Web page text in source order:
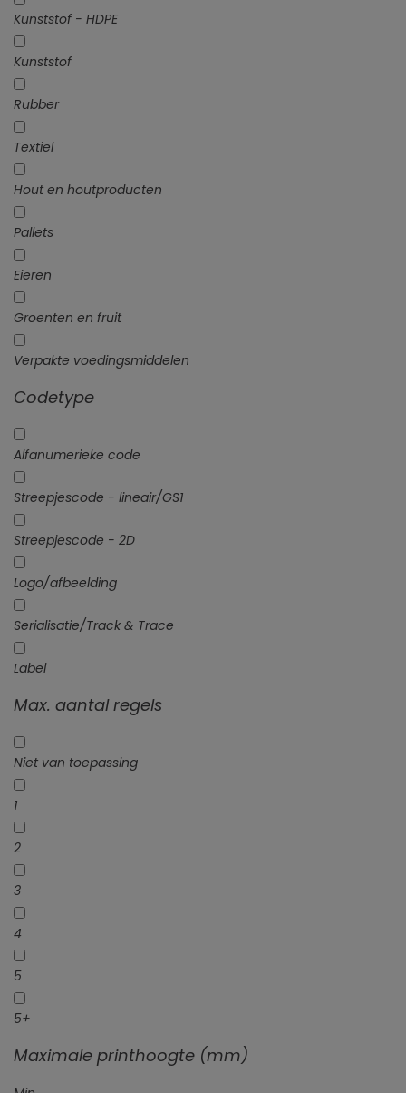
Kunststof - HDPE
Kunststof
Rubber
Textiel
Hout en houtproducten
Pallets
Eieren
Groenten en fruit
Verpakte voedingsmiddelen
Codetype
Alfanumerieke code
Streepjescode - lineair/GS1
Streepjescode - 2D
Logo/afbeelding
Serialisatie/Track & Trace
Label
Max. aantal regels
Niet van toepassing
1
2
3
4
5
5+
Maximale printhoogte (mm)